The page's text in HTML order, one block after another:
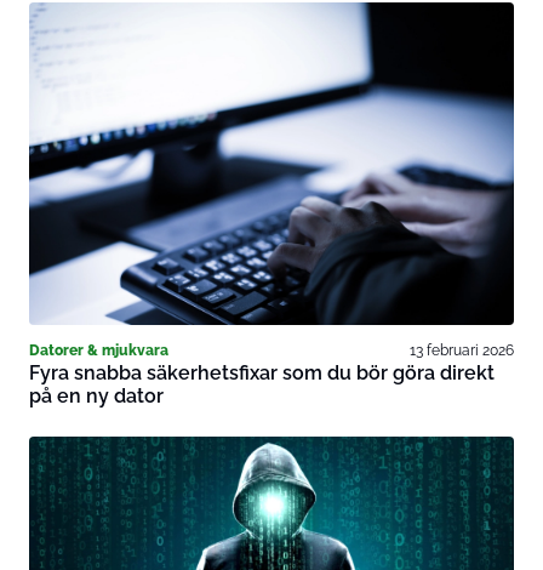
Datorer & mjukvara 13 februari 2026
Fyra snabba säkerhetsfixar som du bör göra direkt
på en ny dator